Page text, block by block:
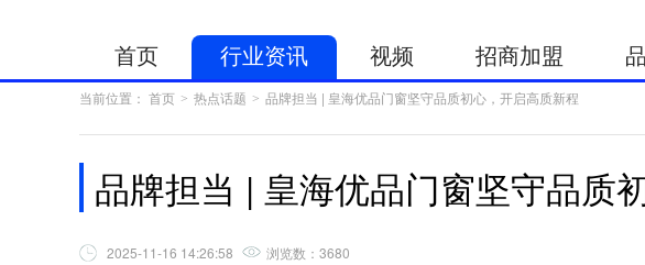
首页 行业资讯 视频 招商加盟
当前位置： 首页 > 热点话题 > 品牌担当 | 皇海优品门窗坚守品质初心，开启高质新程
品牌担当 | 皇海优品门窗坚守品质
2025-11-16 14:26:58 浏览数： 3680